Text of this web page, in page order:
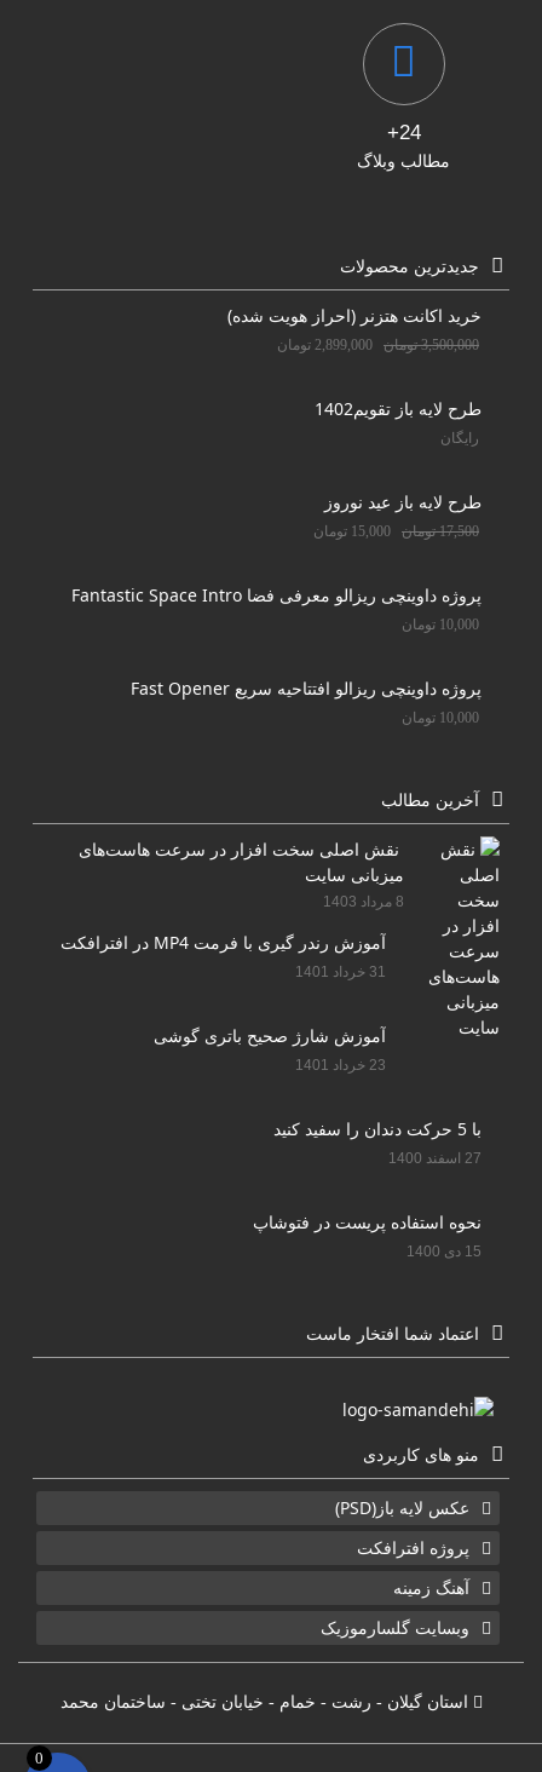
24+
مطالب وبلاگ
جدیدترین محصولات
خرید اکانت هتزنر (احراز هویت شده)
3,500,000 تومان 2,899,000 تومان
طرح لایه باز تقویم1402
رایگان
طرح لایه باز عید نوروز
17,500 تومان 15,000 تومان
پروژه داوینچی ریزالو معرفی فضا Fantastic Space Intro
10,000 تومان
پروژه داوینچی ریزالو افتتاحیه سریع Fast Opener
10,000 تومان
آخرین مطالب
نقش اصلی سخت افزار در سرعت هاست‌های
میزبانی سایت
8 مرداد 1403
آموزش رندر گیری با فرمت MP4 در افترافکت
31 خرداد 1401
آموزش شارژ صحیح باتری گوشی
23 خرداد 1401
با 5 حرکت دندان را سفید کنید
27 اسفند 1400
نحوه استفاده پریست در فتوشاپ
15 دی 1400
اعتماد شما افتخار ماست
منو های کاربردی
عکس لایه باز(PSD)
پروژه افترافکت
آهنگ زمینه
وبسایت گلسارموزیک
استان گیلان - رشت - خمام - خیابان تختی - ساختمان محمد
0